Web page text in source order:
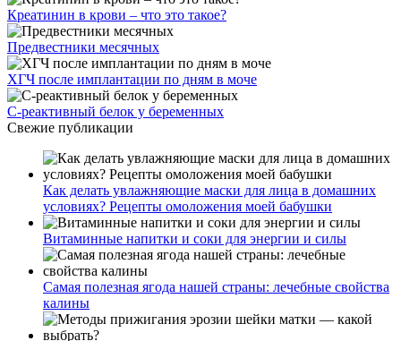
Креатинин в крови – что это такое?
Предвестники месячных
ХГЧ после имплантации по дням в моче
С-реактивный белок у беременных
Свежие публикации
Как делать увлажняющие маски для лица в домашних
условиях? Рецепты омоложения моей бабушки
Витаминные напитки и соки для энергии и силы
Самая полезная ягода нашей страны: лечебные свойства
калины